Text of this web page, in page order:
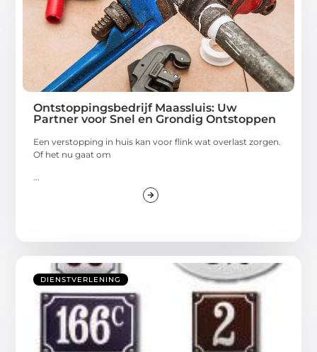
Ontstoppingsbedrijf Maassluis: Uw
Partner voor Snel en Grondig Ontstoppen
Een verstopping in huis kan voor flink wat overlast zorgen.
Of het nu gaat om
...
DIENSTVERLENING